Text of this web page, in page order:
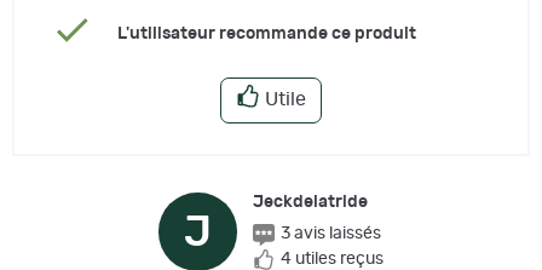
L'utilisateur recommande ce produit
Utile
J
Jeckdelatride
3 avis laissés
4 utiles reçus